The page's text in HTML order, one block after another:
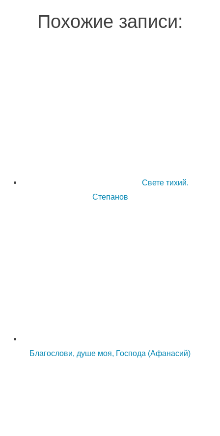
Похожие записи:
Свете тихий.
Степанов
Благослови, душе моя, Господа (Афанасий)